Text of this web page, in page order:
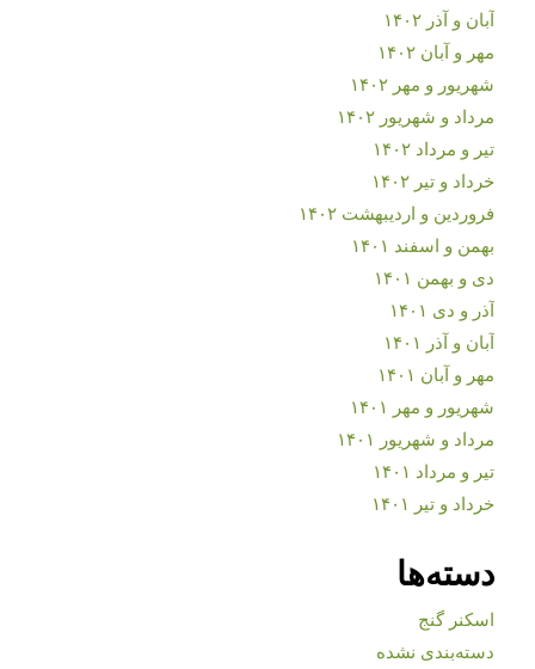
آبان و آذر ۱۴۰۲
مهر و آبان ۱۴۰۲
شهریور و مهر ۱۴۰۲
مرداد و شهریور ۱۴۰۲
تیر و مرداد ۱۴۰۲
خرداد و تیر ۱۴۰۲
فروردین و اردیبهشت ۱۴۰۲
بهمن و اسفند ۱۴۰۱
دی و بهمن ۱۴۰۱
آذر و دی ۱۴۰۱
آبان و آذر ۱۴۰۱
مهر و آبان ۱۴۰۱
شهریور و مهر ۱۴۰۱
مرداد و شهریور ۱۴۰۱
تیر و مرداد ۱۴۰۱
خرداد و تیر ۱۴۰۱
دسته‌ها
اسکنر گنج
دسته‌بندی نشده